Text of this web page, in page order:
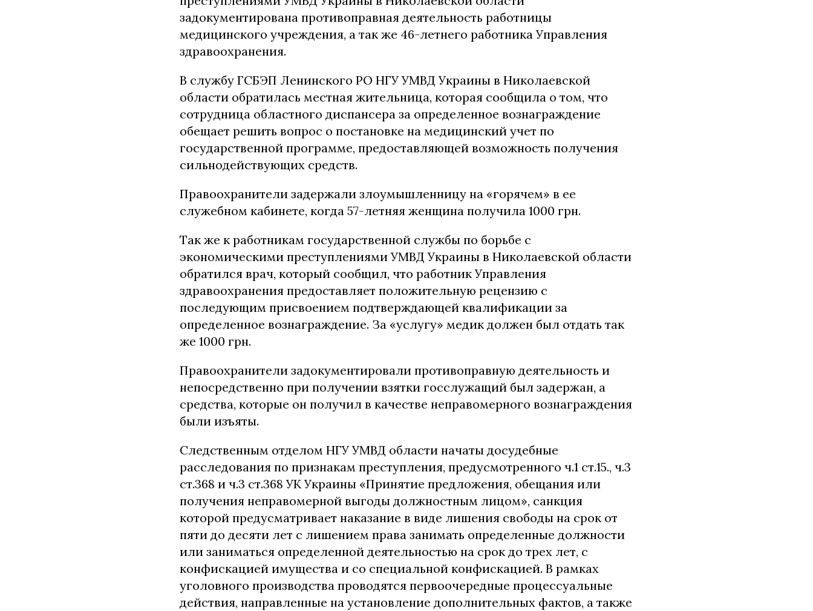
задокументирована противоправная деятельность работницы
медицинского учреждения, а так же 46-летнего работника Управления
здравоохранения.
В службу ГСБЭП Ленинского РО НГУ УМВД Украины в Николаевской
области обратилась местная жительница, которая сообщила о том, что
сотрудница областного диспансера за определенное вознаграждение
обещает решить вопрос о постановке на медицинский учет по
государственной программе, предоставляющей возможность получения
сильнодействующих средств.
Правоохранители задержали злоумышленницу на «горячем» в ее
служебном кабинете, когда 57-летняя женщина получила 1000 грн.
Так же к работникам государственной службы по борьбе с
экономическими преступлениями УМВД Украины в Николаевской области
обратился врач, который сообщил, что работник Управления
здравоохранения предоставляет положительную рецензию с
последующим присвоением подтверждающей квалификации за
определенное вознаграждение. За «услугу» медик должен был отдать так
же 1000 грн.
Правоохранители задокументировали противоправную деятельность и
непосредственно при получении взятки госслужащий был задержан, а
средства, которые он получил в качестве неправомерного вознаграждения
были изъяты.
Следственным отделом НГУ УМВД области начаты досудебные
расследования по признакам преступления, предусмотренного ч.1 ст.15., ч.3
ст.368 и ч.3 ст.368 УК Украины «Принятие предложения, обещания или
получения неправомерной выгоды должностным лицом», санкция
которой предусматривает наказание в виде лишения свободы на срок от
пяти до десяти лет с лишением права занимать определенные должности
или заниматься определенной деятельностью на срок до трех лет, с
конфискацией имущества и со специальной конфискацией. В рамках
уголовного производства проводятся первоочередные процессуальные
действия, направленные на установление дополнительных фактов, а также